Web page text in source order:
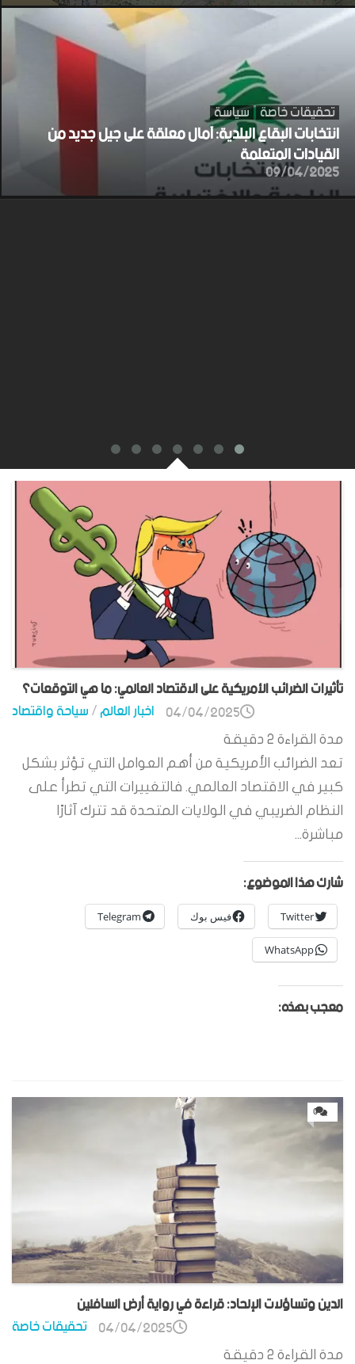
تحقيقات خاصة سياسة
انتخابات البقاع البلدية: آمال معلقة على جيل جديد من
القيادات المتعلمة
09/04/2025
تأثيرات الضرائب الأمريكية على الاقتصاد العالمي: ما هي التوقعات؟
اخبار العالم/سياحة واقتصاد 04/04/2025
مدة القراءة 2 دقيقة
تعد الضرائب الأمريكية من أهم العوامل التي تؤثر بشكل
كبير في الاقتصاد العالمي. فالتغييرات التي تطرأ على
النظام الضريبي في الولايات المتحدة قد تترك آثارًا
مباشرة...
شارك هذا الموضوع:
Twitter فيس بوك Telegram
WhatsApp
معجب بهذه:
0
الدين وتساؤلات الإلحاد: قراءة في رواية أرض السافلين
تحقيقات خاصة 04/04/2025
مدة القراءة 2 دقيقة